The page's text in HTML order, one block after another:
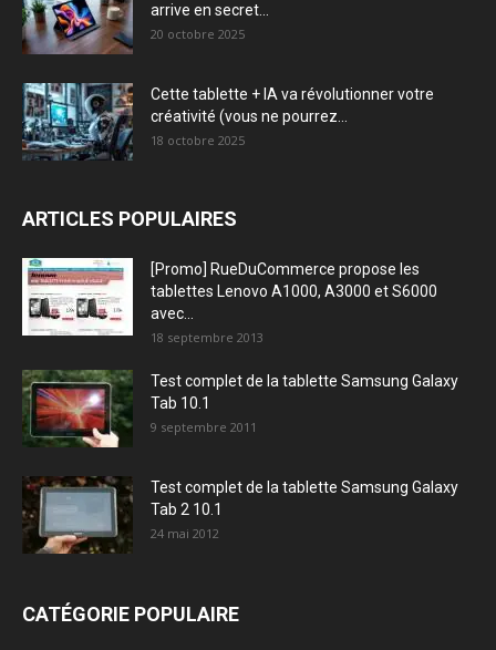
arrive en secret...
20 octobre 2025
Cette tablette + IA va révolutionner votre
créativité (vous ne pourrez...
18 octobre 2025
ARTICLES POPULAIRES
[Promo] RueDuCommerce propose les
tablettes Lenovo A1000, A3000 et S6000
avec...
18 septembre 2013
Test complet de la tablette Samsung Galaxy
Tab 10.1
9 septembre 2011
Test complet de la tablette Samsung Galaxy
Tab 2 10.1
24 mai 2012
CATÉGORIE POPULAIRE